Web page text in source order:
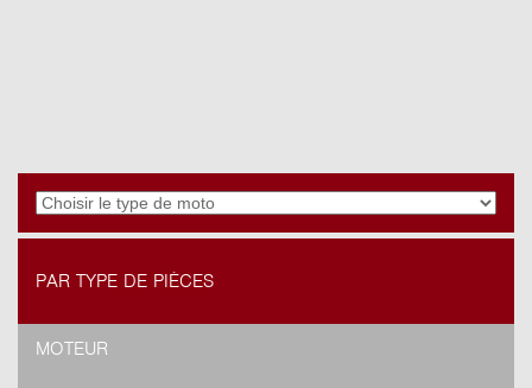
PAR TYPE DE PIÈCES
MOTEUR